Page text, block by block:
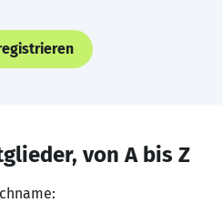
von A bis Z